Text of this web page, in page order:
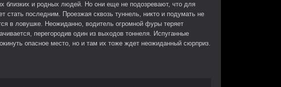
близких и родных людей. Но они еще не подозревают, что для
стать последним. Проезжая сквозь туннель, никто и подумать не
в ловушке. Неожиданно, водитель огромной фуры теряет
перегородив один из выходов тоннеля. Испуганные
опасное место, но и там их тоже ждет неожиданный сюрприз.